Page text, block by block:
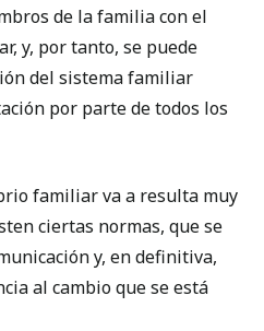
de la familia con el
y, por tanto, se puede
del sistema familiar
por parte de todos los
familiar va a resulta muy
ciertas normas, que se
y, en definitiva,
al cambio que se está